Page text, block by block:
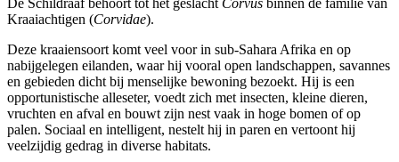
De Schildraaf behoort tot het geslacht Corvus binnen de familie van
Kraaiachtigen (Corvidae).
Deze kraaiensoort komt veel voor in sub-Sahara Afrika en op
nabijgelegen eilanden, waar hij vooral open landschappen, savannes
en gebieden dicht bij menselijke bewoning bezoekt. Hij is een
opportunistische alleseter, voedt zich met insecten, kleine dieren,
vruchten en afval en bouwt zijn nest vaak in hoge bomen of op
palen. Sociaal en intelligent, nestelt hij in paren en vertoont hij
veelzijdig gedrag in diverse habitats.